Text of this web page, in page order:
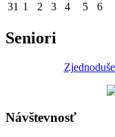
31 1 2 3 4 5 6
Seniori
Návštevnosť